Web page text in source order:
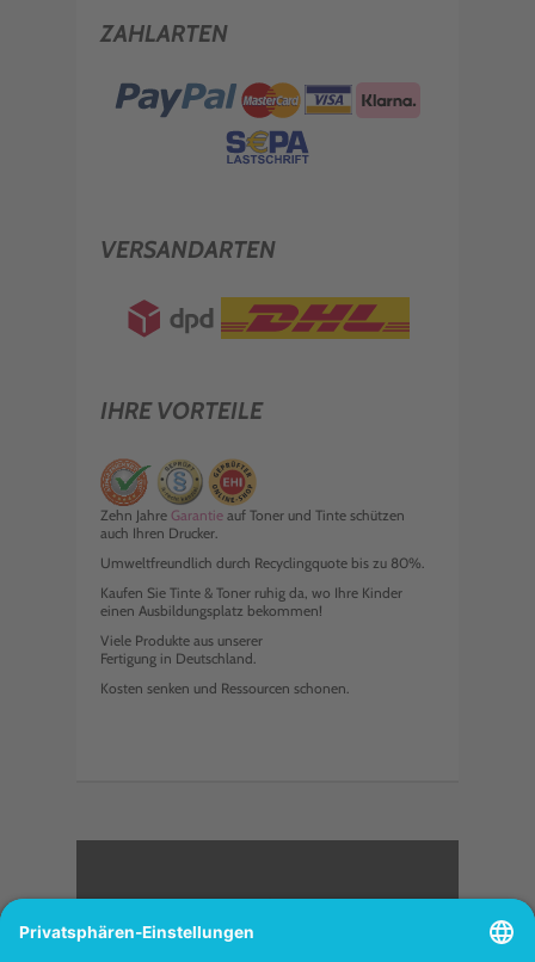
ZAHLARTEN
VERSANDARTEN
IHRE VORTEILE
Zehn Jahre Garantie auf Toner und Tinte schützen
auch Ihren Drucker.
Umweltfreundlich durch Recyclingquote bis zu 80%.
Kaufen Sie Tinte & Toner ruhig da, wo Ihre Kinder
einen Ausbildungsplatz bekommen!
Viele Produkte aus unserer
Fertigung in Deutschland.
Kosten senken und Ressourcen schonen.
<